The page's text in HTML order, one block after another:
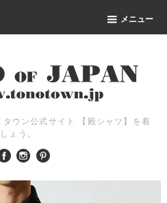
メニュー
ウン公式サイト 【殿シャツ】を着
ょう。